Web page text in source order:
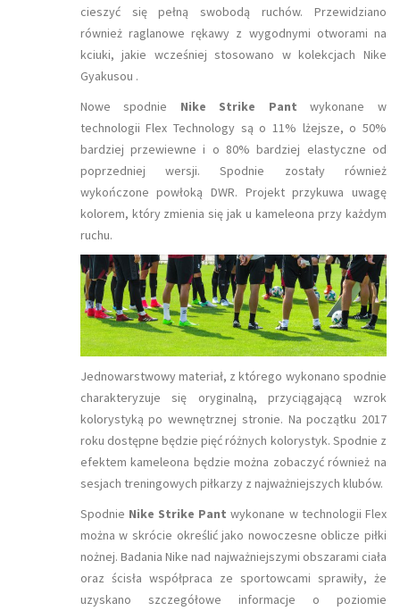
cieszyć się pełną swobodą ruchów. Przewidziano
również raglanowe rękawy z wygodnymi otworami na
kciuki, jakie wcześniej stosowano w kolekcjach Nike
Gyakusou .
Nowe spodnie Nike Strike Pant wykonane w
technologii Flex Technology są o 11% lżejsze, o 50%
bardziej przewiewne i o 80% bardziej elastyczne od
poprzedniej wersji. Spodnie zostały również
wykończone powłoką DWR. Projekt przykuwa uwagę
kolorem, który zmienia się jak u kameleona przy każdym
ruchu.
Jednowarstwowy materiał, z którego wykonano spodnie
charakteryzuje się oryginalną, przyciągającą wzrok
kolorystyką po wewnętrznej stronie. Na początku 2017
roku dostępne będzie pięć różnych kolorystyk. Spodnie z
efektem kameleona będzie można zobaczyć również na
sesjach treningowych piłkarzy z najważniejszych klubów.
Spodnie Nike Strike Pantwykonane w technologii Flex
można w skrócie określić jako nowoczesne oblicze piłki
nożnej. Badania Nike nad najważniejszymi obszarami ciała
oraz ścisła współpraca ze sportowcami sprawiły, że
uzyskano szczegółowe informacje o poziomie